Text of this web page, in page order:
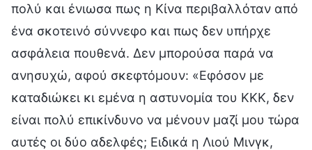
πολύ και ένιωσα πως η Κίνα περιβαλλόταν από
ένα σκοτεινό σύννεφο και πως δεν υπήρχε
ασφάλεια πουθενά. Δεν μπορούσα παρά να
ανησυχώ, αφού σκεφτόμουν: «Εφόσον με
καταδιώκει κι εμένα η αστυνομία του ΚΚΚ, δεν
είναι πολύ επικίνδυνο να μένουν μαζί μου τώρα
αυτές οι δύο αδελφές; Ειδικά η Λιού Μινγκ,